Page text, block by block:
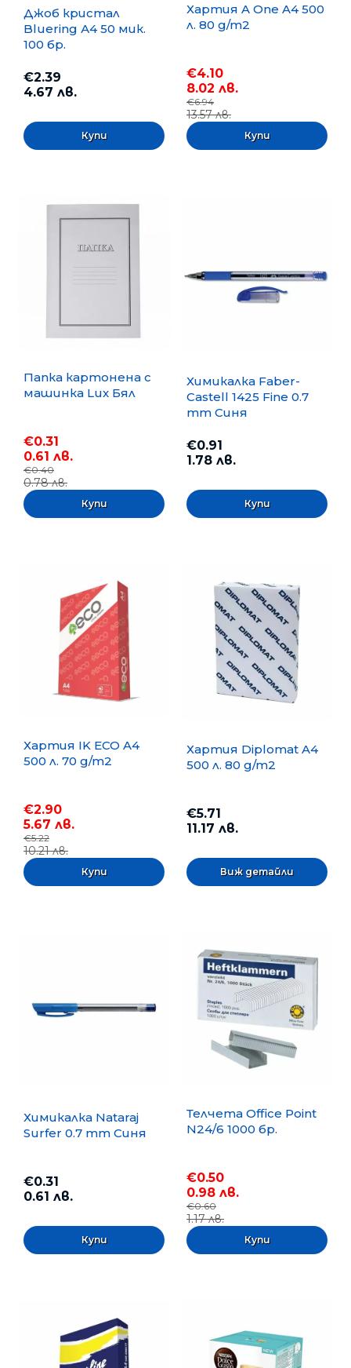
Джоб кристал
Bluering А4 50 мик.
100 бр.
€2.39
4.67 лв.
Хартия A One A4 500
л. 80 g/m2
€4.10
8.02 лв.
€6.94
13.57 лв.
Папка картонена с
машинка Lux Бял
€0.31
0.61 лв.
€0.40
0.78 лв.
Химикалка Faber-
Castell 1425 Fine 0.7
mm Синя
€0.91
1.78 лв.
Хартия IK ECO A4
500 л. 70 g/m2
€2.90
5.67 лв.
€5.22
10.21 лв.
Хартия Diplomat A4
500 л. 80 g/m2
€5.71
11.17 лв.
Виж детайли
Химикалка Nataraj
Surfer 0.7 mm Синя
€0.31
0.61 лв.
Телчета Office Point
N24/6 1000 бр.
€0.50
0.98 лв.
€0.60
1.17 лв.